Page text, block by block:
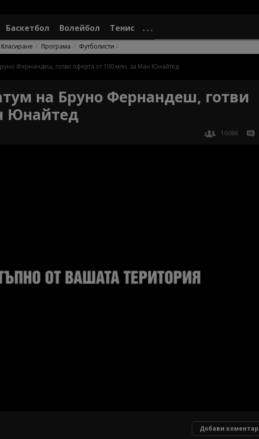
Баскетбол Волейбол Тенис
Класиране Програма Футболисти
Фернандеш, готви оферта от 100 млн. за Ман Юнайтед
на Бруно Фернандеш, готви
Юнайтед
16086
Добави коментар